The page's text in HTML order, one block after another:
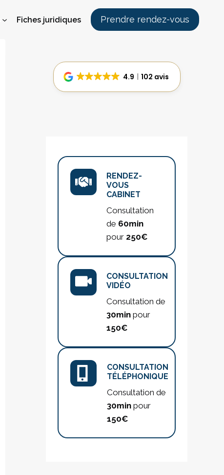
Fiches juridiques Prendre rendez-vous
4.9 102 avis
RENDEZ-
VOUS
CABINET
Consultation
de 60min
pour 250€
CONSULTATION
VIDÉO
Consultation de
30min pour
150€
CONSULTATION
TÉLÉPHONIQUE
Consultation de
30min pour
150€